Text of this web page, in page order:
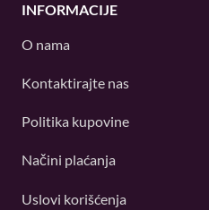
INFORMACIJE
O nama
Kontaktirajte nas
Politika kupovine
Načini plaćanja
Uslovi korišćenja